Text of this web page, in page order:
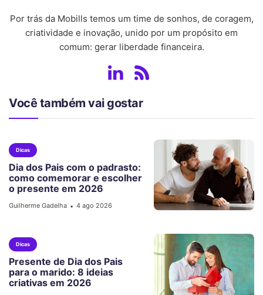
Por trás da Mobills temos um time de sonhos, de coragem,
criatividade e inovação, unido por um propósito em
comum: gerar liberdade financeira.
Você também vai gostar
Dicas
Dia dos Pais com o padrasto:
como comemorar e escolher
o presente em 2026
Guilherme Gadelha • 4 ago 2026
Dicas
Presente de Dia dos Pais
para o marido: 8 ideias
criativas em 2026